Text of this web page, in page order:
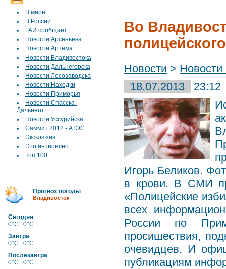
В мире
В России
ГАИ сообщает
Новости Арсеньева
Новости Артема
Новости Владивостока
Новости Дальнегорска
Новости Лесозаводска
Новости Находки
Новости Приморья
Новости Спасска-
Дальнего
Новости Уссурийска
Саммит 2012 - АТЭС
Эксклюзив
Это интересно
Топ 100
Прогноз погоды
Владивосток
Сегодня
0°C | 0°C
Завтра
0°C | 0°C
Послезавтра
0°C | 0°C
Во
полицейского
Новости > Новости
18.07.2013
23:12
Игорь Беликов.
в крови. В СМИ
«Полицейские
всех
России по
просишествия,
очевидцев. И
публикациям